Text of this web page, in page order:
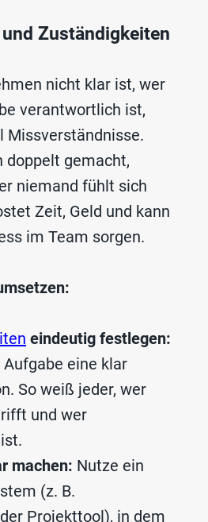
Zuständigkeiten
nicht klar ist, wer
verantwortlich ist,
Missverständnisse.
doppelt gemacht,
niemand fühlt sich
Zeit, Geld und kann
im Team sorgen.
eindeutig festlegen:
eine klar
So weiß jeder, wer
und wer
machen: Nutze ein
(z. B.
Projekttool), in dem